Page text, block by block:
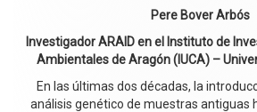
Pere Bover Arbós
Investigador ARAID en el Instituto de
Ambientales de Aragón (IUCA) –
En las últimas dos décadas, la
análisis genético de muestras antiguas